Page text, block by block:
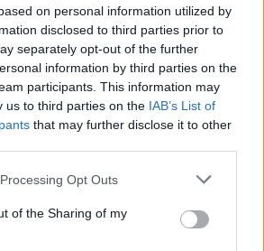
on personal information utilized by
disclosed to third parties prior to
separately opt-out of the further
information by third parties on the
participants. This information may
us to third parties on the IAB’s List of
that may further disclose it to other
website/app uses one or more Google
or usage behaviour. You may click to
to Google and its third-party tags to
Opt Outs
of the Sharing of my
μονάδων καταγράφει η Νέα
του ΠΑΣΟΚ σύμφωνα με
που διενήργησε η Alco για
27-31 Ιανουαρίου